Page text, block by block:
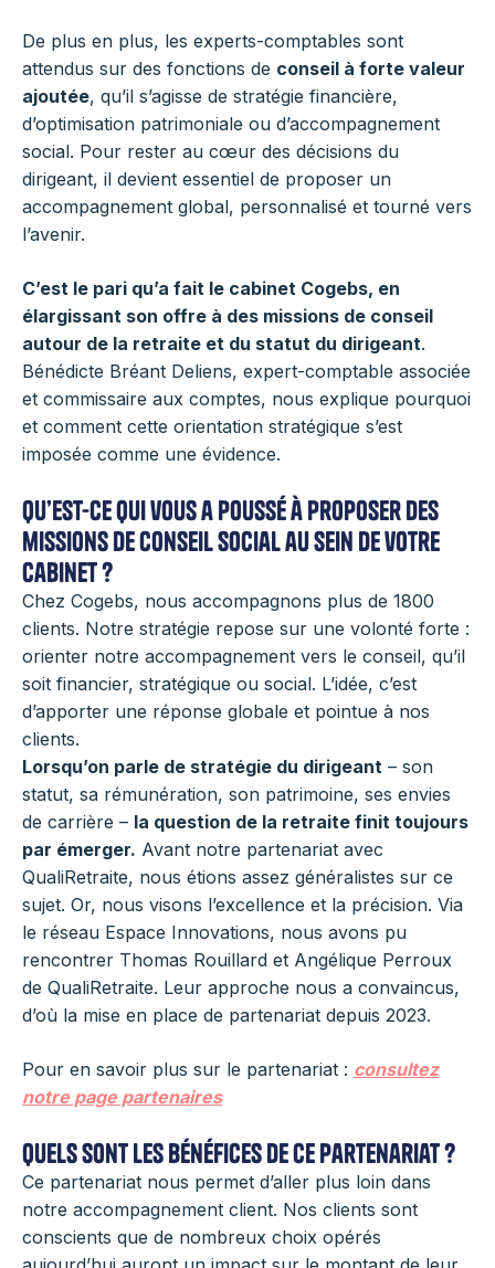
De plus en plus, les experts-comptables sont
attendus sur des fonctions de conseil à forte valeur
ajoutée, qu’il s’agisse de stratégie financière,
d’optimisation patrimoniale ou d’accompagnement
social. Pour rester au cœur des décisions du
dirigeant, il devient essentiel de proposer un
accompagnement global, personnalisé et tourné vers
l’avenir.
C’est le pari qu’a fait le cabinet Cogebs, en
élargissant son offre à des missions de conseil
autour de la retraite et du statut du dirigeant.
Bénédicte Bréant Deliens, expert-comptable associée
et commissaire aux comptes, nous explique pourquoi
et comment cette orientation stratégique s’est
imposée comme une évidence.
Qu’est-ce qui vous a poussé à proposer des
missions de conseil social au sein de votre
cabinet ?
Chez Cogebs, nous accompagnons plus de 1800
clients. Notre stratégie repose sur une volonté forte :
orienter notre accompagnement vers le conseil, qu’il
soit financier, stratégique ou social. L’idée, c’est
d’apporter une réponse globale et pointue à nos
clients.
Lorsqu’on parle de stratégie du dirigeant – son
statut, sa rémunération, son patrimoine, ses envies
de carrière – la question de la retraite finit toujours
par émerger. Avant notre partenariat avec
QualiRetraite, nous étions assez généralistes sur ce
sujet. Or, nous visons l’excellence et la précision. Via
le réseau Espace Innovations, nous avons pu
rencontrer Thomas Rouillard et Angélique Perroux
de QualiRetraite. Leur approche nous a convaincus,
d’où la mise en place de partenariat depuis 2023.
Pour en savoir plus sur le partenariat : consultez
notre page partenaires
Quels sont les bénéfices de ce partenariat ?
Ce partenariat nous permet d’aller plus loin dans
notre accompagnement client. Nos clients sont
conscients que de nombreux choix opérés